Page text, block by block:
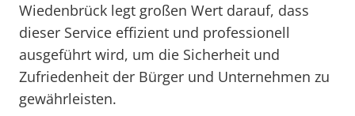
Wiedenbrück legt großen Wert darauf, dass
dieser Service effizient und professionell
ausgeführt wird, um die Sicherheit und
Zufriedenheit der Bürger und Unternehmen zu
gewährleisten.